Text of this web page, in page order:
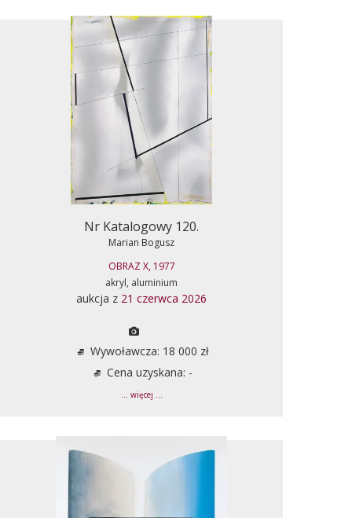
Nr Katalogowy 120.
Marian Bogusz
OBRAZ X, 1977
akryl, aluminium
aukcja z 21 czerwca 2026
Wywoławcza: 18 000 zł
Cena uzyskana: -
... więcej ...